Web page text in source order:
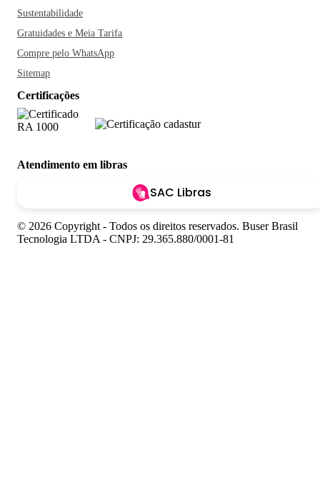
Sustentabilidade
Gratuidades e Meia Tarifa
Compre pelo WhatsApp
Sitemap
Certificações
Atendimento em libras
SAC Libras
© 2026 Copyright - Todos os direitos reservados. Buser Brasil
Tecnologia LTDA - CNPJ: 29.365.880/0001-81